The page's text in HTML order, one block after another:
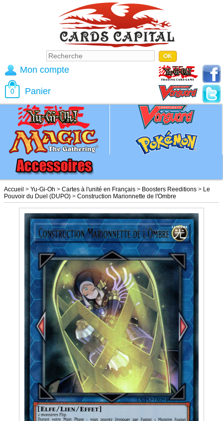
Accueil > Yu-Gi-Oh > Cartes à l'unité en Français > Boosters Reeditions > Le
Pouvoir du Duel (DUPO) > Construction Marionnette de l'Ombre
Mon compte
0 Panier